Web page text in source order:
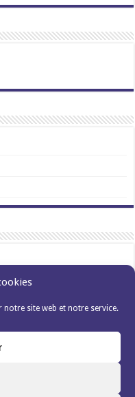
site web et notre service.
(EU)s